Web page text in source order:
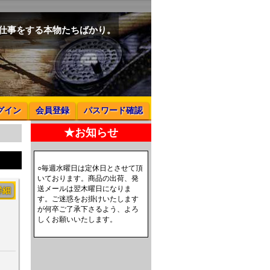
事をする本物たちばかり。
イン 会員登録 パスワード確認
細
★お知らせ
○毎週水曜日は定休日とさせて頂
いております。商品の出荷、発
送メールは翌木曜日になりま
す。ご迷惑をお掛けいたします
が何卒ご了承下さるよう、よろ
しくお願いいたします。